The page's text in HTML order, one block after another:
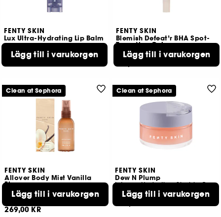
FENTY SKIN
Lux Ultra-Hydrating Lip Balm
331
Lägg till i varukorgen
FENTY SKIN
Blemish Defeat’r BHA Spot-
Targeting Gel
440
219,00 KR
Lägg till i varukorgen
FENTY SKIN
Allover Body Mist Vanilla
Flowers
Body Mist
269,00 KR
Lägg till i varukorgen
Clean at Sephora
FENTY SKIN
Dew N Plump
Intense Hydration Slushie Overnight Face Mask
388
469,00 KR
Lägg till i varukorgen
Clean at Sephora